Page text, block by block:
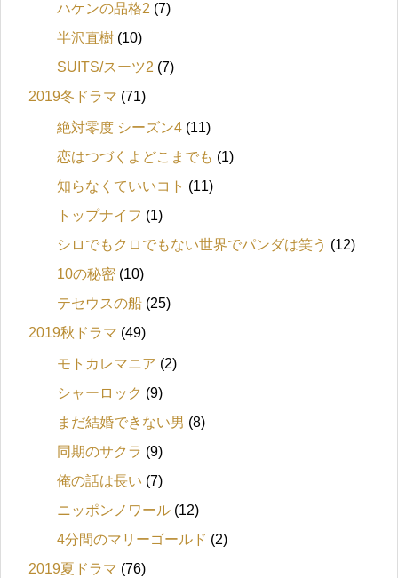
ハケンの品格2 (7)
半沢直樹 (10)
SUITS/スーツ2 (7)
2019冬ドラマ (71)
絶対零度 シーズン4 (11)
恋はつづくよどこまでも (1)
知らなくていいコト (11)
トップナイフ (1)
シロでもクロでもない世界でパンダは笑う (12)
10の秘密 (10)
テセウスの船 (25)
2019秋ドラマ (49)
モトカレマニア (2)
シャーロック (9)
まだ結婚できない男 (8)
同期のサクラ (9)
俺の話は長い (7)
ニッポンノワール (12)
4分間のマリーゴールド (2)
2019夏ドラマ (76)